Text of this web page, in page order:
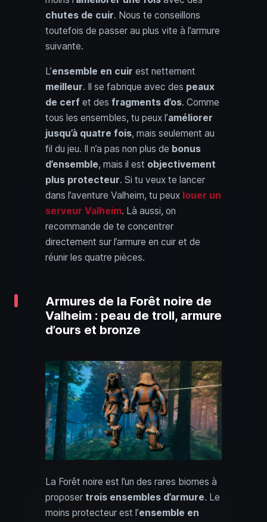
chutes de cuir. Nous te conseillons
toutefois de passer au plus vite à l’armure
suivante.
L’ensemble en cuir est nettement
meilleur. Il se fabrique avec des peaux
de cerf et des fragments d’os. Comme
tous les ensembles, tu peux l’améliorer
jusqu’à quatre fois, mais seulement au
fil du jeu. Il n’a pas non plus de bonus
d’ensemble, mais il est objectivement
plus protecteur. Si tu veux te lancer
dans l’aventure Valheim, tu peux louer un
serveur Valheim. Là aussi, on
recommande de te concentrer
directement sur l’armure en cuir et de
réunir les quatre pièces.
Armures de la Forêt noire de
Valheim : peau de troll, armure
d’ours et bronze
La Forêt noire est l’un des rares biomes à
proposer trois ensembles d’armure. Le
moins protecteur est l’ensemble en